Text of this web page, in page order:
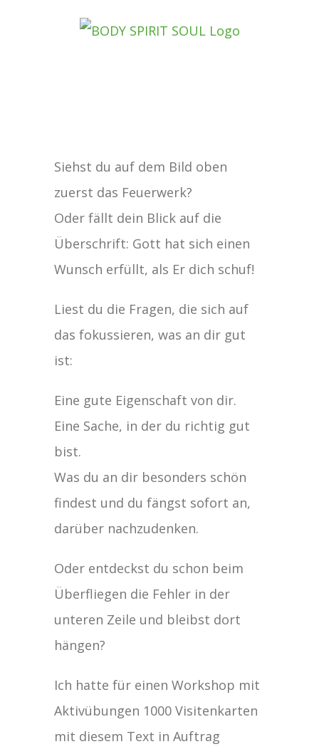
grösseres
Bild
Siehst du auf dem Bild oben
zuerst das Feuerwerk?
Oder fällt dein Blick auf die
Überschrift: Gott hat sich einen
Wunsch erfüllt, als Er dich schuf!
Liest du die Fragen, die sich auf
das fokussieren, was an dir gut
ist:
Eine gute Eigenschaft von dir.
Eine Sache, in der du richtig gut
bist.
Was du an dir besonders schön
findest und du fängst sofort an,
darüber nachzudenken.
Oder entdeckst du schon beim
Überfliegen die Fehler in der
unteren Zeile und bleibst dort
hängen?
Ich hatte für einen Workshop mit
Aktivübungen 1000 Visitenkarten
mit diesem Text in Auftrag